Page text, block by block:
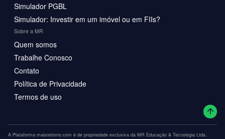
Simulador PGBL
Simulador: Investir em um imóvel ou em FIIs?
Sobre a MR
Quem somos
Trabalhe Conosco
Contato
Política de Privacidade
Termos de uso
A Plataforma maisretorno.com é de propriedade exclusiva da MR Educação & Tecnologia Ltda.